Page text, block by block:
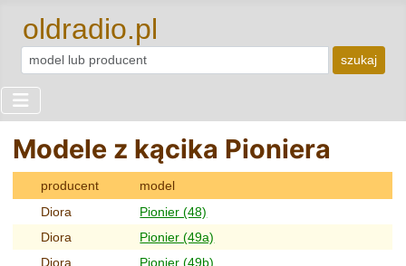
oldradio.pl
szukaj
Modele z kącika Pioniera
producent
model
Diora
Pionier (48)
Diora
Pionier (49a)
Diora
Pionier (49b)